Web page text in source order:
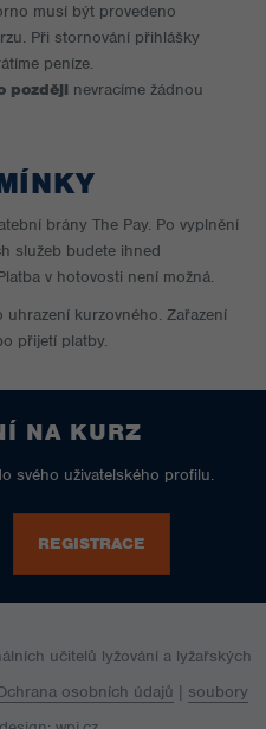
musí být provedeno
Při stornování přihlášky
peníze.
později nevracíme žádnou
brány The Pay. Po vyplnění
služeb budete ihned
v hotovosti není možná.
uhrazení kurzovného. Zařazení
přijetí platby.
NA KURZ
svého uživatelského profilu.
REGISTRACE
učitelů lyžování a lyžařských
osobních údajů | soubory